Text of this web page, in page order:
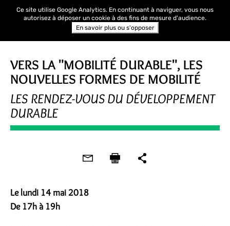
RENCONTRE
VERS LA "MOBILITÉ DURABLE", LES
NOUVELLES FORMES DE MOBILITÉ
LES RENDEZ-VOUS DU DÉVELOPPEMENT
DURABLE
Le lundi 14 mai 2018
De 17h à 19h
Ce site utilise Google Analytics. En continuant à naviguer, vous nous
autorisez à déposer un cookie à des fins de mesure d'audience.
En savoir plus ou s'opposer